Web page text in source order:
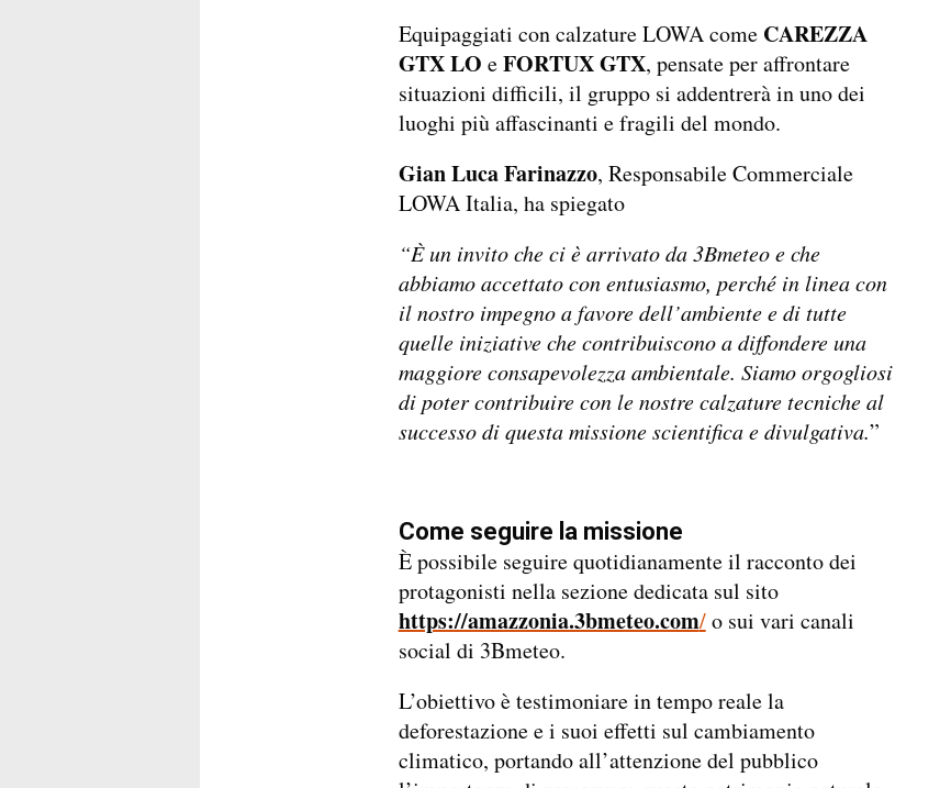
Equipaggiati con calzature LOWA come CAREZZA
GTX LO eFORTUX GTX, pensate per affrontare
situazioni difficili, il gruppo si addentrerà in uno dei
luoghi più affascinanti e fragili del mondo.
Gian Luca Farinazzo, Responsabile Commerciale
LOWA Italia, ha spiegato
“È un invito che ci è arrivato da 3Bmeteo e che
abbiamo accettato con entusiasmo, perché in linea con
il nostro impegno a favore dell’ambiente e di tutte
quelle iniziative che contribuiscono a diffondere una
maggiore consapevolezza ambientale. Siamo orgogliosi
di poter contribuire con le nostre calzature tecniche al
successo di questa missione scientifica e divulgativa.”
Come seguire la missione
È possibile seguire quotidianamente il racconto dei
protagonisti nella sezione dedicata sul sito
https://amazzonia.3bmeteo.com/o sui vari canali
social di 3Bmeteo.
L’obiettivo è testimoniare in tempo reale la
deforestazione e i suoi effetti sul cambiamento
climatico, portando all’attenzione del pubblico